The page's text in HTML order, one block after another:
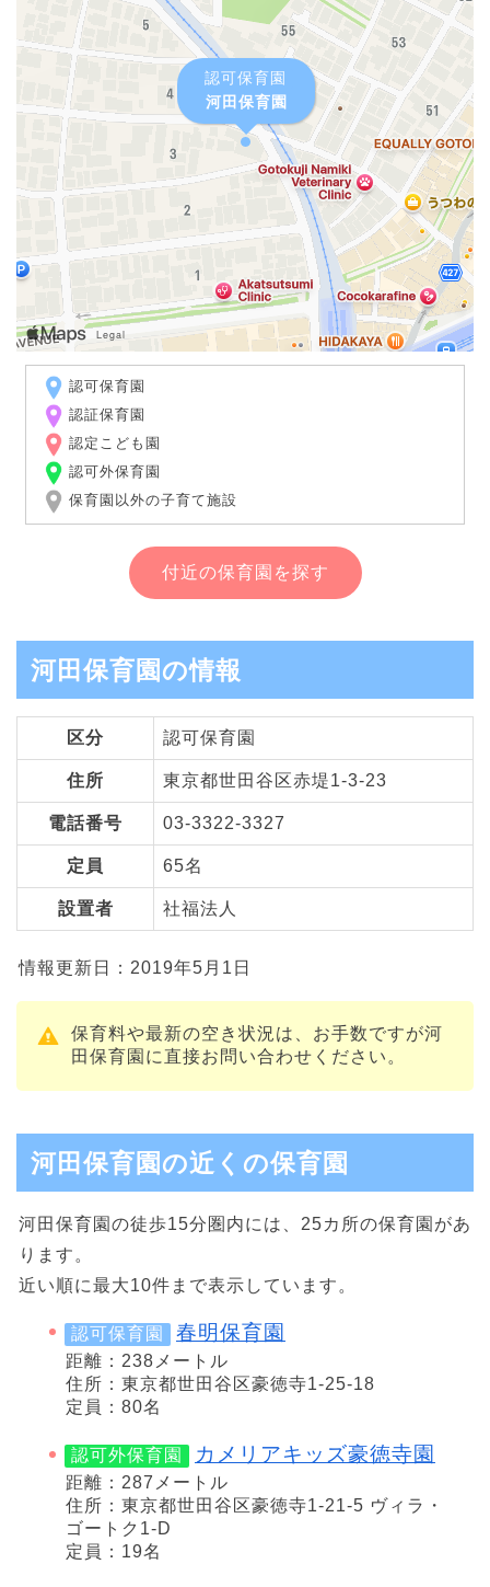
認可保育園
河田保育園
認可保育園
認証保育園
認定こども園
認可外保育園
保育園以外の子育て施設
付近の保育園を探す
河田保育園の情報
区分 認可保育園
住所 東京都世田谷区赤堤1-3-23
電話番号 03-3322-3327
定員 65名
設置者 社福法人
情報更新日：2019年5月1日
保育料や最新の空き状況は、お手数ですが河
田保育園に直接お問い合わせください。
河田保育園の近くの保育園
河田保育園の徒歩15分圏内には、25カ所の保育園があ
ります。
近い順に最大10件まで表示しています。
認可保育園 春明保育園
距離：238メートル
住所：東京都世田谷区豪徳寺1-25-18
定員：80名
認可外保育園 カメリアキッズ豪徳寺園
距離：287メートル
住所：東京都世田谷区豪徳寺1-21-5 ヴィラ・
ゴートク1-D
定員：19名